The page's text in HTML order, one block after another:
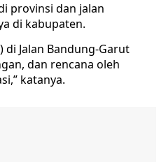
provinsi dan jalan
di kabupaten.
di Jalan Bandung-Garut
dan rencana oleh
katanya.